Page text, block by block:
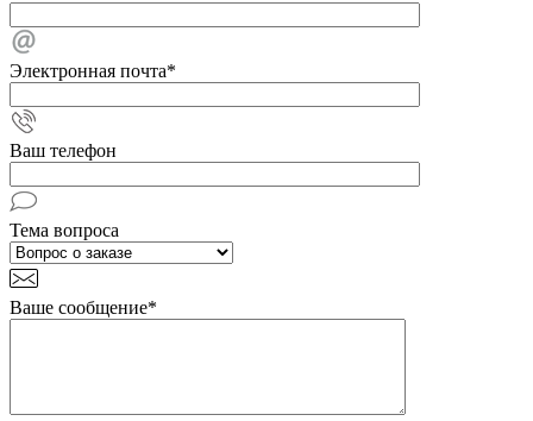
Электронная почта*
Ваш телефон
Тема вопроса
Ваше сообщение*